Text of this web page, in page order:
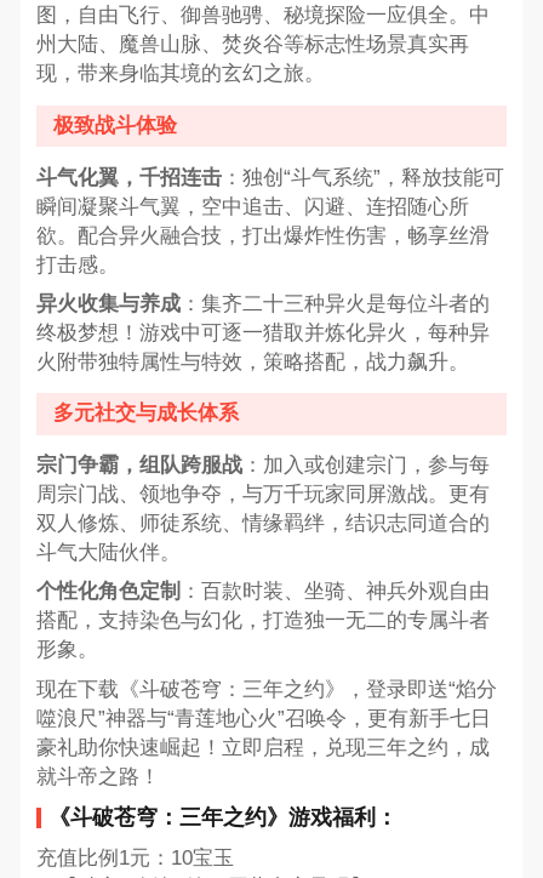
图，自由飞行、御兽驰骋、秘境探险一应俱全。中
州大陆、魔兽山脉、焚炎谷等标志性场景真实再
现，带来身临其境的玄幻之旅。
极致战斗体验
斗气化翼，千招连击：独创“斗气系统”，释放技能可
瞬间凝聚斗气翼，空中追击、闪避、连招随心所
欲。配合异火融合技，打出爆炸性伤害，畅享丝滑
打击感。
异火收集与养成：集齐二十三种异火是每位斗者的
终极梦想！游戏中可逐一猎取并炼化异火，每种异
火附带独特属性与特效，策略搭配，战力飙升。
多元社交与成长体系
宗门争霸，组队跨服战：加入或创建宗门，参与每
周宗门战、领地争夺，与万千玩家同屏激战。更有
双人修炼、师徒系统、情缘羁绊，结识志同道合的
斗气大陆伙伴。
个性化角色定制 ：百款时装、坐骑、神兵外观自由
搭配，支持染色与幻化，打造独一无二的专属斗者
形象。
现在下载《斗破苍穹：三年之约》，登录即送“焰分
噬浪尺”神器与“青莲地心火”召唤令，更有新手七日
豪礼助你快速崛起！立即启程，兑现三年之约，成
就斗帝之路！
《斗破苍穹：三年之约》游戏福利：
充值比例1元：10宝玉